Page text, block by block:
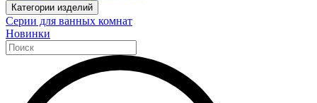
Категории изделий
Серии для ванных комнат
Новинки